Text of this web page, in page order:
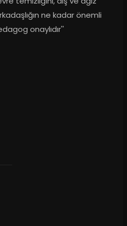
ne kadar önemli
onaylıdır''